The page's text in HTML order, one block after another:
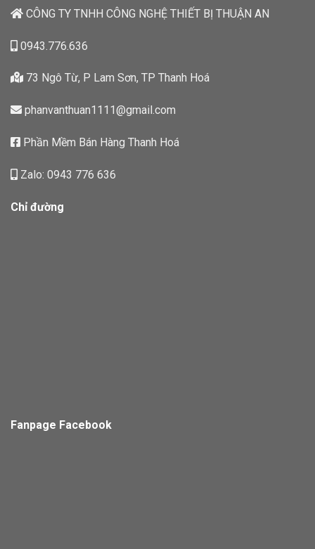
CÔNG TY TNHH CÔNG NGHỆ THIẾT BỊ THUẬN AN
0943.776.636
73 Ngô Từ, P Lam Sơn, TP Thanh Hoá
phanvanthuan1111@gmail.com
Phần Mềm Bán Hàng Thanh Hoá
Zalo: 0943 776 636
Chỉ đường
Fanpage Facebook